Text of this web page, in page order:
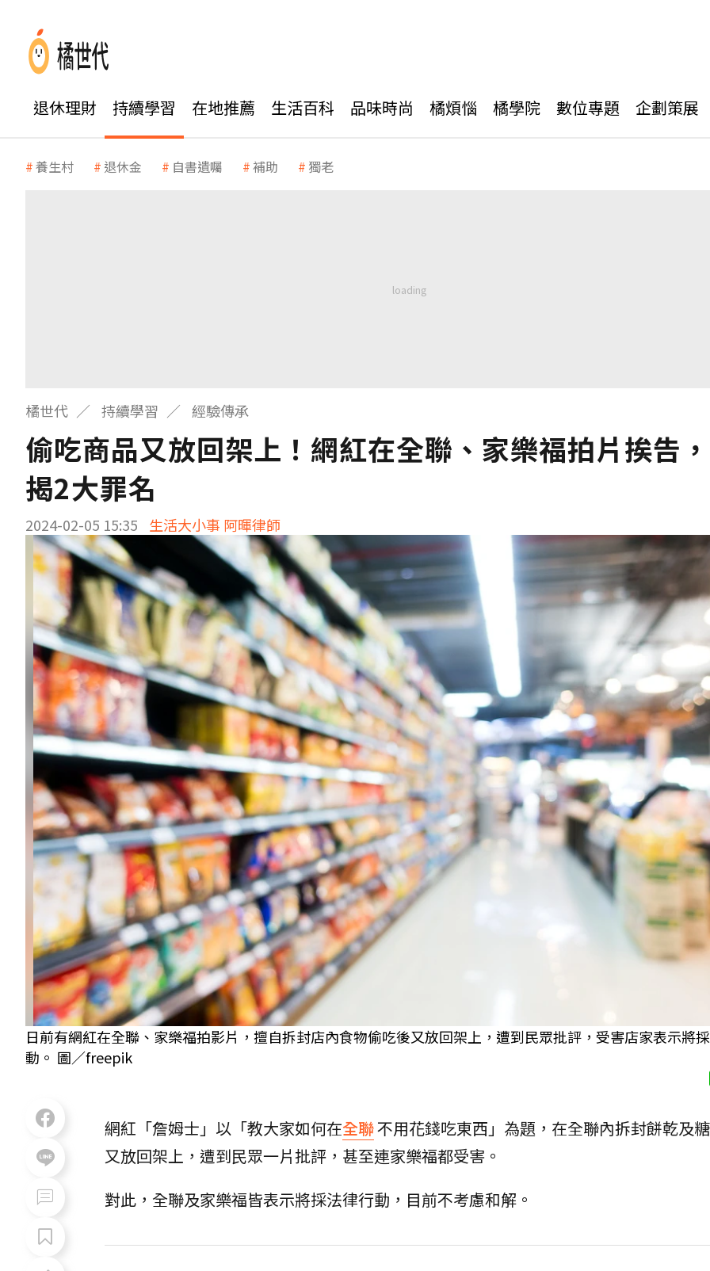
退休理財 持續學習 在地推薦 生活百科 品味時尚 橘煩惱 橘學院 數位專題 企劃策展
養生村 退休金 自書遺囑 補助 獨老
橘世代 持續學習 經驗傳承
偷吃商品又放回架上！網紅在全聯、家樂福拍片挨告
揭2大罪名
2024-02-05 15:35 生活大小事 阿暉律師
日前有網紅在全聯、家樂福拍影片，擅自拆封店內食物偷吃後又放回架上，遭到民眾批評，受害店家表示將
動。 圖／freepik
網紅「詹姆士」以「教大家如何在全聯不用花錢吃東西」為題，在全聯內拆封餅乾及
又放回架上，遭到民眾一片批評，甚至連家樂福都受害。
對此，全聯及家樂福皆表示將採法律行動，目前不考慮和解。